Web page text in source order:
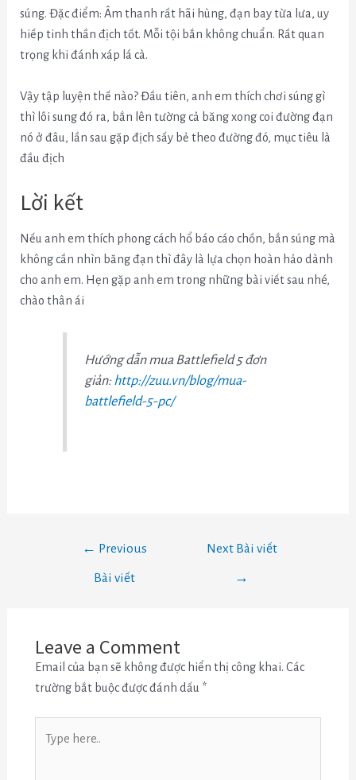
súng. Đặc điểm: Âm thanh rất hãi hùng, đạn bay từa lưa, uy
hiếp tinh thần địch tốt. Mỗi tội bắn không chuẩn. Rất quan
trọng khi đánh xáp lá cà.
Vậy tập luyện thế nào? Đầu tiên, anh em thích chơi súng gì
thì lôi sung đó ra, bắn lên tường cả băng xong coi đường đạn
nó ở đâu, lần sau gặp địch sấy bẻ theo đường đó, mục tiêu là
đầu địch
Lời kết
Nếu anh em thích phong cách hổ báo cáo chồn, bắn súng mà
không cần nhìn băng đạn thì đây là lựa chọn hoàn hảo dành
cho anh em. Hẹn gặp anh em trong những bài viết sau nhé,
chào thân ái
Hướng dẫn mua Battlefield 5 đơn
giản: http://zuu.vn/blog/mua-
battlefield-5-pc/
← Previous
Bài viết
Next Bài viết
→
Leave a Comment
Email của bạn sẽ không được hiển thị công khai. Các
trường bắt buộc được đánh dấu *
here..